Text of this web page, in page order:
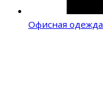
Офисная одежда